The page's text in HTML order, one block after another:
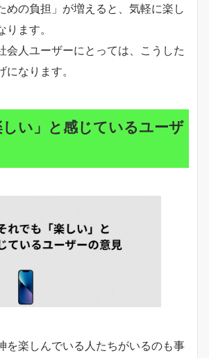
めの負担」が増えると、気軽に楽し
ます。
会人ユーザーにとっては、こうした
なります。
しい」と感じているユーザ
を楽しんでいる人たちがいるのも事